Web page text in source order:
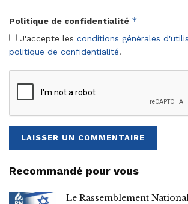
Politique de confidentialité *
J'accepte les conditions générales
politique de confidentialité.
Recommandé pour vous
Le Rassemblement